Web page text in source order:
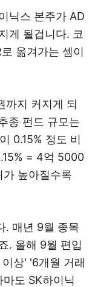
닉스 본주가 AD
게 될겁니다. 코
옮겨가는 셈이
까지 커지게 되
종 펀드 규모는
0.15% 정도 비
= 4억 5000
높아질수록
. 매년 9월 종목
. 올해 9월 편입
상' '6개월 거래
도 SK하이닉